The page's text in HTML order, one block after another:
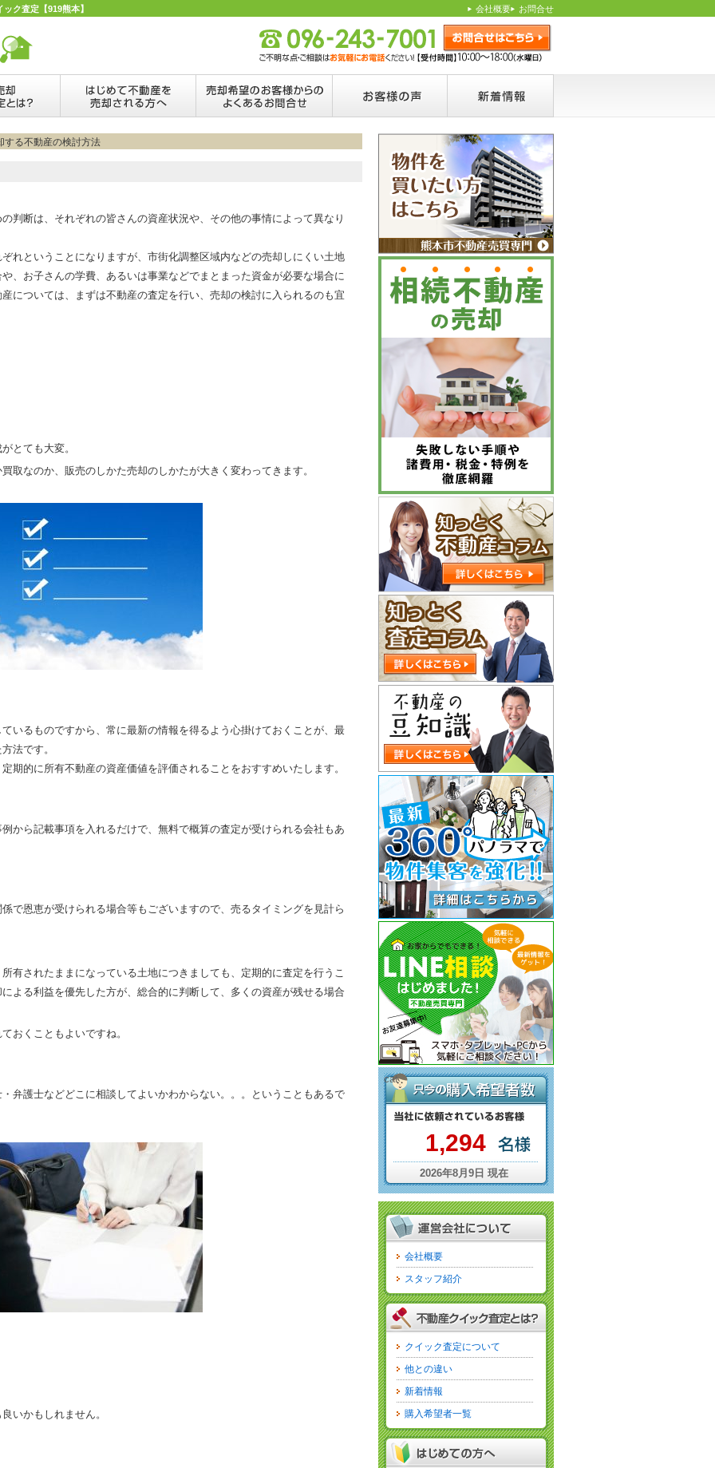
ク査定【919熊本】 会社概要 お問合せ
する不動産の検討方法
判断は、それぞれの皆さんの資産状況や、その他の事情によって異なり
れということになりますが、市街化調整区域内などの売却しにくい土地
、お子さんの学費、あるいは事業などでまとまった資金が必要な場合に
については、まずは不動産の査定を行い、売却の検討に入られるのも宜
とても大変。
取なのか、販売のしかた売却のしかたが大きく変わってきます。
いるものですから、常に最新の情報を得るよう心掛けておくことが、最
法です。
期的に所有不動産の資産価値を評価されることをおすすめいたします。
から記載事項を入れるだけで、無料で概算の査定が受けられる会社もあ
で恩恵が受けられる場合等もございますので、売るタイミングを見計ら
有されたままになっている土地につきましても、定期的に査定を行うこ
よる利益を優先した方が、総合的に判断して、多くの資産が残せる場合
おくこともよいですね。
弁護士などどこに相談してよいかわからない。。。ということもあるで
いかもしれません。
cat
1,294
2026年8月9日 現在
会社概要
スタッフ紹介
クイック査定について
他との違い
新着情報
購入希望者一覧